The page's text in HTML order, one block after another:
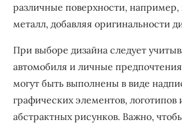
различные поверхности, например,
металл, добавляя оригинальности
При выборе дизайна следует
автомобиля и личные
могут быть выполнены в виде
графических элементов, логотипов
абстрактных рисунков. Важно,